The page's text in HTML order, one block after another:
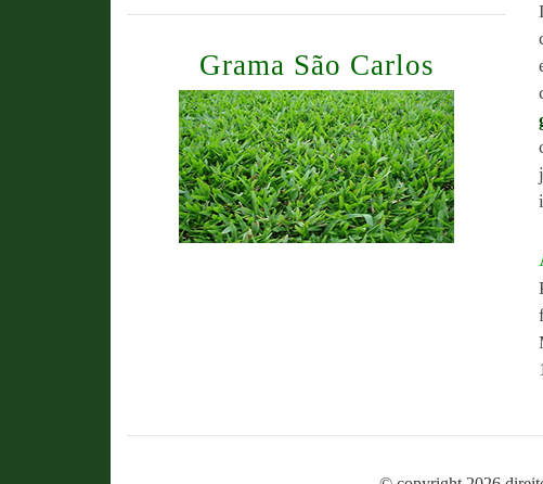
Grama São Carlos